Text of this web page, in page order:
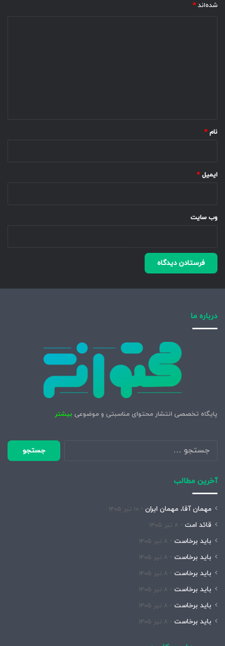
شده‌اند *
نام *
ایمیل *
وب‌ سایت
درباره ما
پایگاه تخصصی انتشار محتوای مناسبتی و موضوعی بیشتر
جستجو
برای:
آخرین مطالب
مهمان آقا، مهمان ایران ۱۰ تیر ۱۴۰۵
قائد امت ۸ تیر ۱۴۰۵
باید برخاست ۸ تیر ۱۴۰۵
باید برخاست ۸ تیر ۱۴۰۵
باید برخاست ۸ تیر ۱۴۰۵
باید برخاست ۸ تیر ۱۴۰۵
باید برخاست ۸ تیر ۱۴۰۵
باید برخاست ۸ تیر ۱۴۰۵